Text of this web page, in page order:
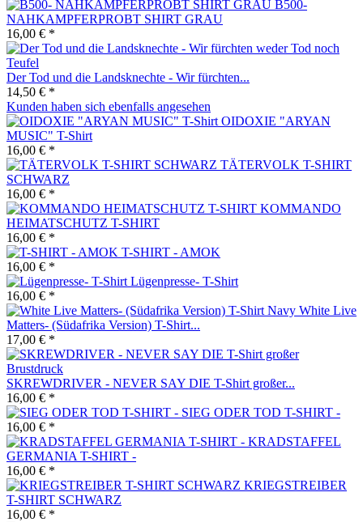
B500-
NAHKAMPFERPROBT SHIRT GRAU
16,00 € *
Der Tod und die Landsknechte - Wir fürchten...
14,50 € *
Kunden haben sich ebenfalls angesehen
OIDOXIE "ARYAN
MUSIC" T-Shirt
16,00 € *
TÄTERVOLK T-SHIRT
SCHWARZ
16,00 € *
KOMMANDO
HEIMATSCHUTZ T-SHIRT
16,00 € *
T-SHIRT - AMOK
16,00 € *
Lügenpresse- T-Shirt
16,00 € *
White Live
Matters- (Südafrika Version) T-Shirt...
17,00 € *
SKREWDRIVER - NEVER SAY DIE T-Shirt großer...
16,00 € *
SIEG ODER TOD T-SHIRT -
16,00 € *
KRADSTAFFEL
GERMANIA T-SHIRT -
16,00 € *
KRIEGSTREIBER
T-SHIRT SCHWARZ
16,00 € *